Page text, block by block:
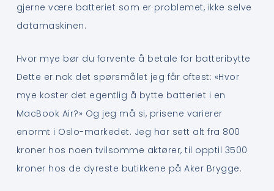
gjerne være batteriet som er problemet, ikke selve
datamaskinen.
Hvor mye bør du forvente å betale for batteribytte
Dette er nok det spørsmålet jeg får oftest: «Hvor
mye koster det egentlig å bytte batteriet i en
MacBook Air?» Og jeg må si, prisene varierer
enormt i Oslo-markedet. Jeg har sett alt fra 800
kroner hos noen tvilsomme aktører, til opptil 3500
kroner hos de dyreste butikkene på Aker Brygge.